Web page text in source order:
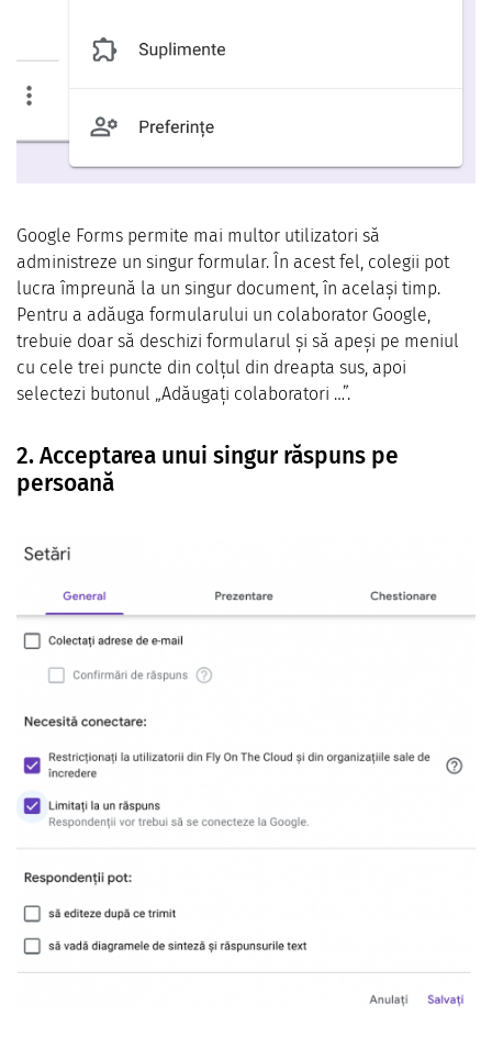
Google Forms permite mai multor utilizatori să
administreze un singur formular. În acest fel, colegii pot
lucra împreună la un singur document, în același timp.
Pentru a adăuga formularului un colaborator Google,
trebuie doar să deschizi formularul și să apeși pe meniul
cu cele trei puncte din colțul din dreapta sus, apoi
selectezi butonul „Adăugați colaboratori …”.
2. Acceptarea unui singur răspuns pe
persoană